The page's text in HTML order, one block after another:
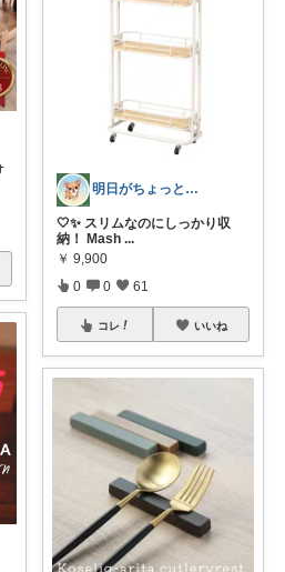
明日がちょっと好きになる
🤍✨ スリムなのにしっかり収
納！ Mash ...
￥ 9,900
0 0 61
コレ いいね